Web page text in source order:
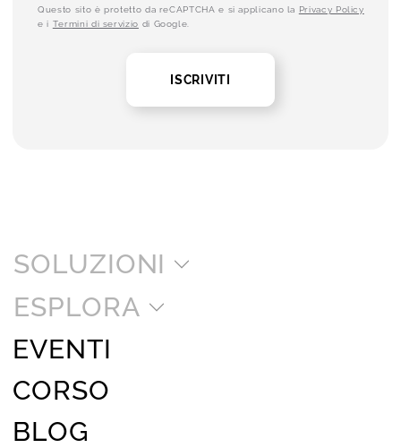
Questo sito è protetto da reCAPTCHA e si applicano la Privacy Policy
e i Termini di servizio di Google.
ISCRIVITI
SOLUZIONI
ESPLORA
EVENTI
CORSO
BLOG